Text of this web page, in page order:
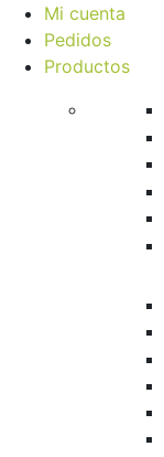
Mi cuenta
Pedidos
Productos